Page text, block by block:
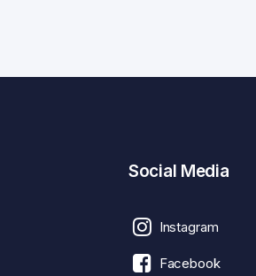
Social Media
Instagram
Facebook